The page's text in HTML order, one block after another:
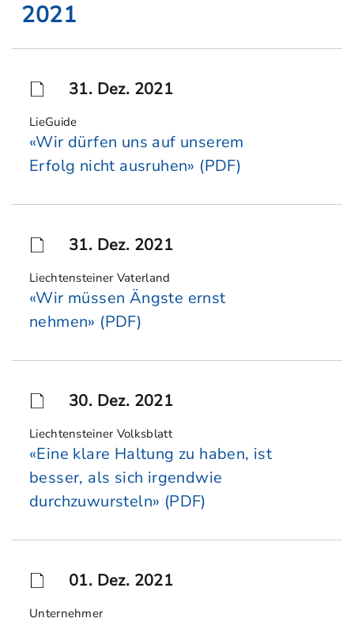
2021
«Wir dürfen uns auf unserem
Erfolg nicht ausruhen» (PDF)
LieGuide
31. Dez. 2021
«Wir müssen Ängste ernst
nehmen» (PDF)
Liechtensteiner Vaterland
31. Dez. 2021
«Eine klare Haltung zu haben, ist
besser, als sich irgendwie
durchzuwursteln» (PDF)
Liechtensteiner Volksblatt
30. Dez. 2021
Unternehmer
01. Dez. 2021